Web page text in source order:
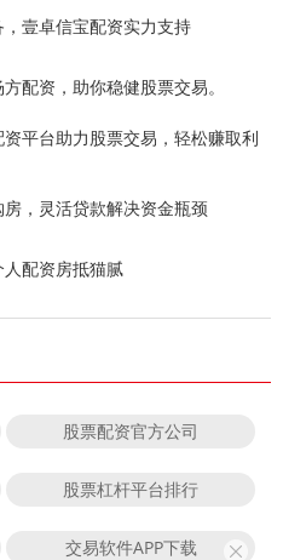
壹卓信宝配资实力支持
配资，助你稳健股票交易。
平台助力股票交易，轻松赚取利
，灵活贷款解决资金瓶颈
配资房抵猫腻
股票配资官方公司
股票杠杆平台排行
交易软件APP下载